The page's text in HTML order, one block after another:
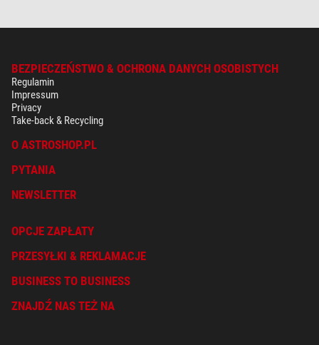
BEZPIECZEŃSTWO & OCHRONA DANYCH OSOBISTYCH
Regulamin
Impressum
Privacy
Take-back & Recycling
O ASTROSHOP.PL
PYTANIA
NEWSLETTER
OPCJE ZAPŁATY
PRZESYŁKI & REKLAMACJE
BUSINESS TO BUSINESS
ZNAJDŹ NAS TEŻ NA